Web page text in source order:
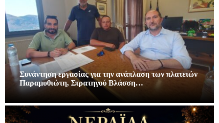
Συνάντηση εργασίας για την ανάπλαση των πλατειών
Παραμυθιώτη, Στρατηγού Βλάσση…